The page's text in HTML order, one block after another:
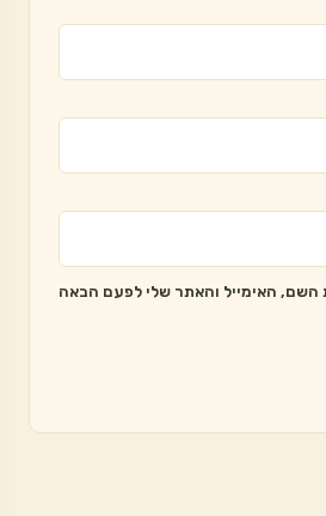
השם, האימייל והאתר שלי לפעם הבאה